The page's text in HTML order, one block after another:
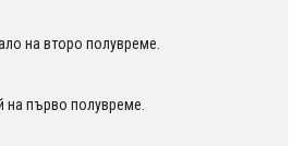
на второ полувреме.
на първо полувреме.